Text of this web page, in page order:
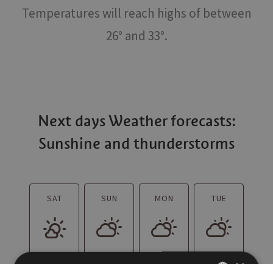
Temperatures will reach highs of between
26° and 33°.
Next days Weather forecasts:
Sunshine and thunderstorms
SAT SUN MON TUE
13